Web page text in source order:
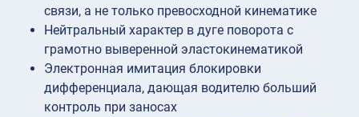
связи, а не только превосходной кинематике
Нейтральный характер в дуге поворота с
грамотно выверенной эластокинематикой
Электронная имитация блокировки
дифференциала, дающая водителю больший
контроль при заносах